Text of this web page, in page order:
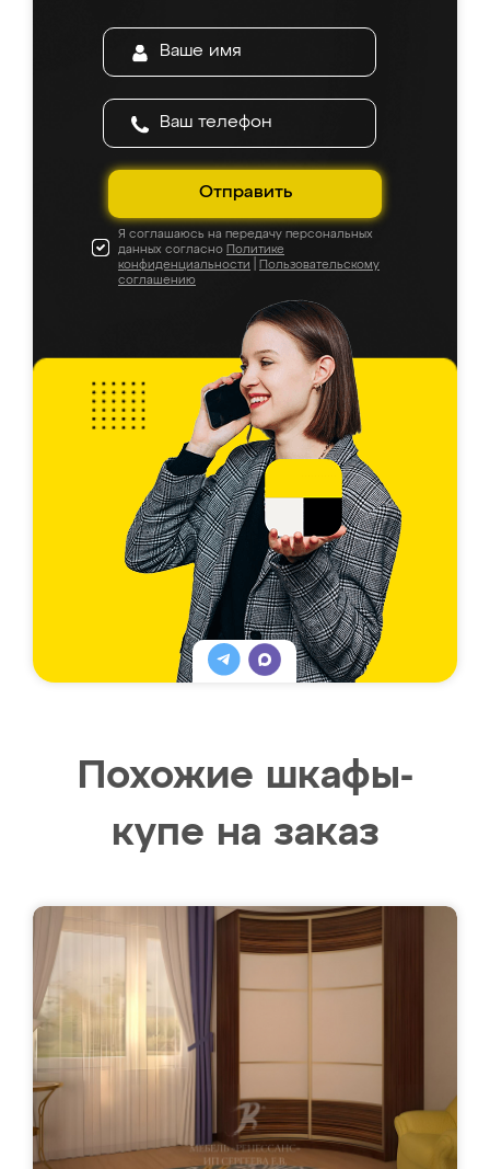
Отправить
Я соглашаюсь на передачу персональных
данных согласно Политике
конфиденциальности
Пользовательскому
соглашению
Похожие шкафы-
купе на заказ